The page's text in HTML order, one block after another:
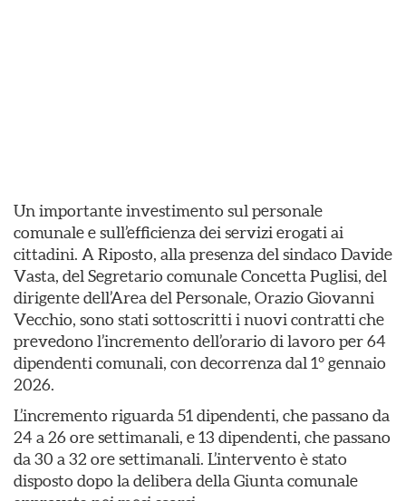
Un importante investimento sul personale
comunale e sull’efficienza dei servizi erogati ai
cittadini. A Riposto, alla presenza del sindaco Davide
Vasta, del Segretario comunale Concetta Puglisi, del
dirigente dell’Area del Personale, Orazio Giovanni
Vecchio, sono stati sottoscritti i nuovi contratti che
prevedono l’incremento dell’orario di lavoro per 64
dipendenti comunali, con decorrenza dal 1° gennaio
2026.
L’incremento riguarda 51 dipendenti, che passano da
24 a 26 ore settimanali, e 13 dipendenti, che passano
da 30 a 32 ore settimanali. L’intervento è stato
disposto dopo la delibera della Giunta comunale